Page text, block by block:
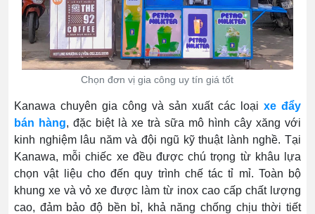
Chọn đơn vị gia công uy tín giá tốt
Kanawa chuyên gia công và sản xuất các loại xe đẩy
bán hàng, đặc biệt là xe trà sữa mô hình cây xăng với
kinh nghiệm lâu năm và đội ngũ kỹ thuật lành nghề. Tại
Kanawa, mỗi chiếc xe đều được chú trọng từ khâu lựa
chọn vật liệu cho đến quy trình chế tác tỉ mỉ. Toàn bộ
khung xe và vỏ xe được làm từ inox cao cấp chất lượng
cao, đảm bảo độ bền bỉ, khả năng chống chịu thời tiết